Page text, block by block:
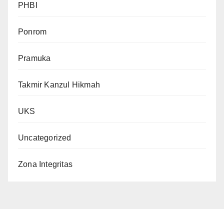
PHBI
Ponrom
Pramuka
Takmir Kanzul Hikmah
UKS
Uncategorized
Zona Integritas